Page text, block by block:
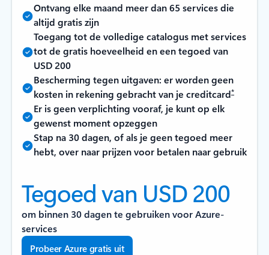
Ontvang elke maand meer dan 65 services die
altijd gratis zijn
Toegang tot de volledige catalogus met services
tot de gratis hoeveelheid en een tegoed van
USD 200
Bescherming tegen uitgaven: er worden geen
kosten in rekening gebracht van je creditcard*
Er is geen verplichting vooraf, je kunt op elk
gewenst moment opzeggen
Stap na 30 dagen, of als je geen tegoed meer
hebt, over naar prijzen voor betalen naar gebruik
Tegoed van USD 200
om binnen 30 dagen te gebruiken voor Azure-
services
Probeer Azure gratis uit